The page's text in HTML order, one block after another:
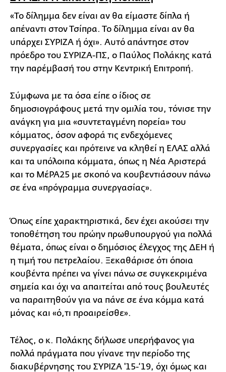
«Το δίλημμα δεν είναι αν θα είμαστε δίπλα ή
απέναντι στον Τσίπρα. Το δίλημμα είναι αν θα
υπάρχει ΣΥΡΙΖΑ ή όχι». Aυτό απάντησε στον
πρόεδρο του ΣΥΡΙΖΑ-ΠΣ, ο Παύλος Πολάκης κατά
την παρέμβασή του στην Κεντρική Επιτροπή.
Σύμφωνα με τα όσα είπε ο ίδιος σε
δημοσιογράφους μετά την ομιλία του, τόνισε την
ανάγκη για μια «συντεταγμένη πορεία» του
κόμματος, όσον αφορά τις ενδεχόμενες
συνεργασίες και πρότεινε να κληθεί η ΕΛΑΣ αλλά
και τα υπόλοιπα κόμματα, όπως η Νέα Αριστερά
και το ΜέΡΑ25 με σκοπό να κουβεντιάσουν πάνω
σε ένα «πρόγραμμα συνεργασίας».
Όπως είπε χαρακτηριστικά, δεν έχει ακούσει την
τοποθέτηση του πρώην πρωθυπουργού για πολλά
θέματα, όπως είναι ο δημόσιος έλεγχος της ΔΕΗ ή
η τιμή του πετρελαίου. Ξεκαθάρισε ότι όποια
κουβέντα πρέπει να γίνει πάνω σε συγκεκριμένα
σημεία και όχι να απαιτείται από τους βουλευτές
να παραιτηθούν για να πάνε σε ένα κόμμα κατά
μόνας και «ό,τι προαιρείσθε».
Τέλος, ο κ. Πολάκης δήλωσε υπερήφανος για
πολλά πράγματα που γίνανε την περίοδο της
διακυβέρνησης του ΣΥΡΙΖΑ '15-‘19, όχι όμως και